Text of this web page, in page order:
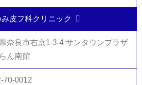
み皮フ科クリニック
奈良市右京1-3-4 サンタウンプラザ
ん南館
70-0012